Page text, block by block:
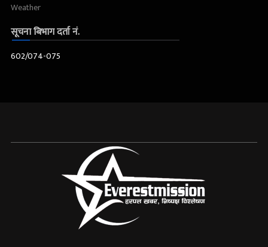
Weather
सूचना बिभाग दर्ता नं.
602/074-075